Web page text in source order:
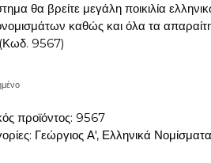
θα βρείτε μεγάλη ποικιλία
καθώς και όλα τα
(Κωδ. 9567)
προϊόντος: 9567
Γεώργιος Α', Ελληνικά Νομίσματα